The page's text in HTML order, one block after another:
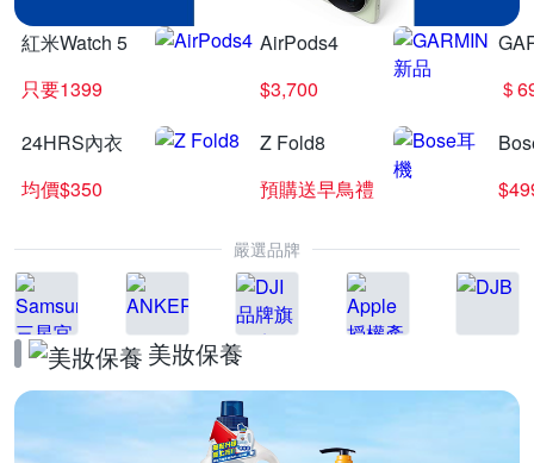
紅米Watch 5
只要1399
AirPods4
$3,700
＄
24HRS內衣
均價$350
Z Fold8
預購送早鳥禮
嚴選品牌
美妝保養